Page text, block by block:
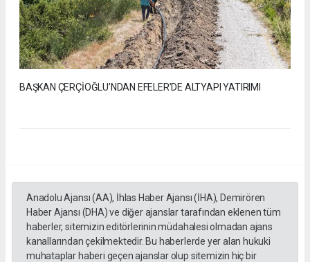
BAŞKAN ÇERÇİOĞLU’NDAN EFELER’DE ALTYAPI YATIRIMI
Anadolu Ajansı (AA), İhlas Haber Ajansı (İHA), Demirören
Haber Ajansı (DHA) ve diğer ajanslar tarafından eklenen tüm
haberler, sitemizin editörlerinin müdahalesi olmadan ajans
kanallarından çekilmektedir. Bu haberlerde yer alan hukuki
muhataplar haberi geçen ajanslar olup sitemizin hiç bir